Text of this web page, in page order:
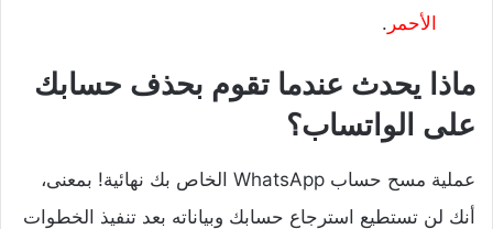
الأحمر .
ماذا يحدث عندما تقوم بحذف حسابك
على الواتساب؟
عملية مسح حساب WhatsApp الخاص بك نهائية! بمعنى،
أنك لن تستطيع استرجاع حسابك وبياناته بعد تنفيذ الخطوات